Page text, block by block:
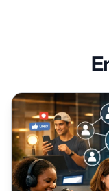
Marketing